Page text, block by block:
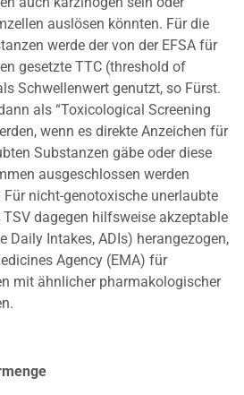
auslösen könnten. Für die
werde der von der EFSA für
gesetzte TTC (threshold of
Schwellenwert genutzt, so Fürst.
als “Toxicological Screening
wenn es direkte Anzeichen für
Substanzen gäbe oder diese
ausgeschlossen werden
nicht-genotoxische unerlaubte
dagegen hilfsweise akzeptable
Daily Intakes, ADIs) herangezogen,
Agency (EMA) für
mit ähnlicher pharmakologischer